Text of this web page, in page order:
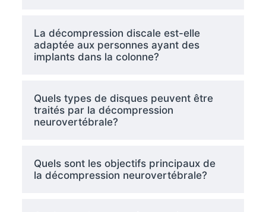
La décompression discale est-elle
adaptée aux personnes ayant des
implants dans la colonne?
Quels types de disques peuvent être
traités par la décompression
neurovertébrale?
Quels sont les objectifs principaux de
la décompression neurovertébrale?